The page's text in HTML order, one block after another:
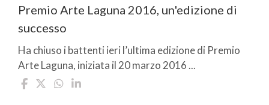
Premio Arte Laguna 2016, un'edizione di
successo
Ha chiuso i battenti ieri l’ultima edizione di Premio
Arte Laguna, iniziata il 20 marzo 2016 ...